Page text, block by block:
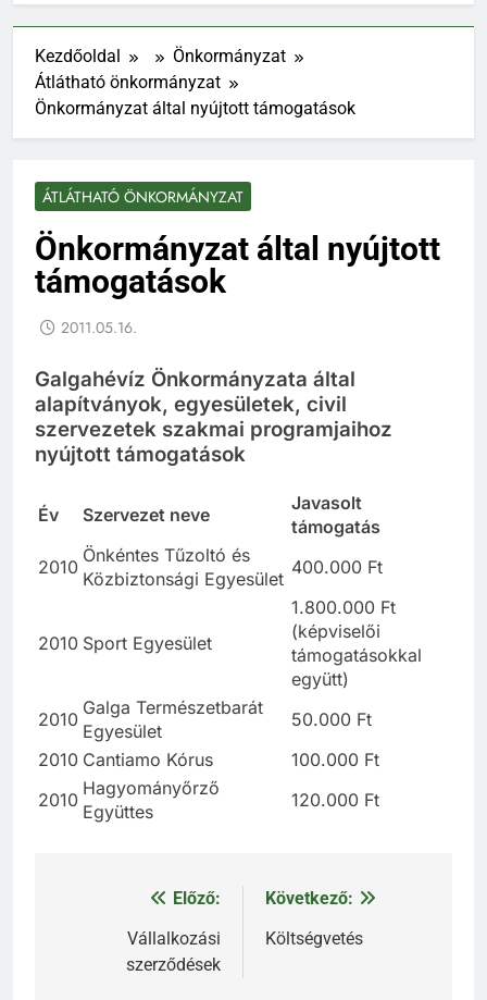
Kezdőoldal
Önkormányzat
Átlátható önkormányzat
Önkormányzat által nyújtott támogatások
ÁTLÁTHATÓ ÖNKORMÁNYZAT
Önkormányzat által nyújtott
támogatások
2011.05.16.
Galgahévíz Önkormányzata által
alapítványok, egyesületek, civil
szervezetek szakmai programjaihoz
nyújtott támogatások
Év Szervezet neve
Javasolt
támogatás
2010
Önkéntes Tűzoltó és
Közbiztonsági Egyesület
400.000 Ft
2010 Sport Egyesület
1.800.000 Ft
(képviselői
támogatásokkal
együtt)
2010
Galga Természetbarát
Egyesület
50.000 Ft
2010 Cantiamo Kórus
100.000 Ft
2010
Hagyományőrző
Együttes
120.000 Ft
Bejegyzés
navigáció
Előző:
Vállalkozási
szerződések
Következő:
Költségvetés